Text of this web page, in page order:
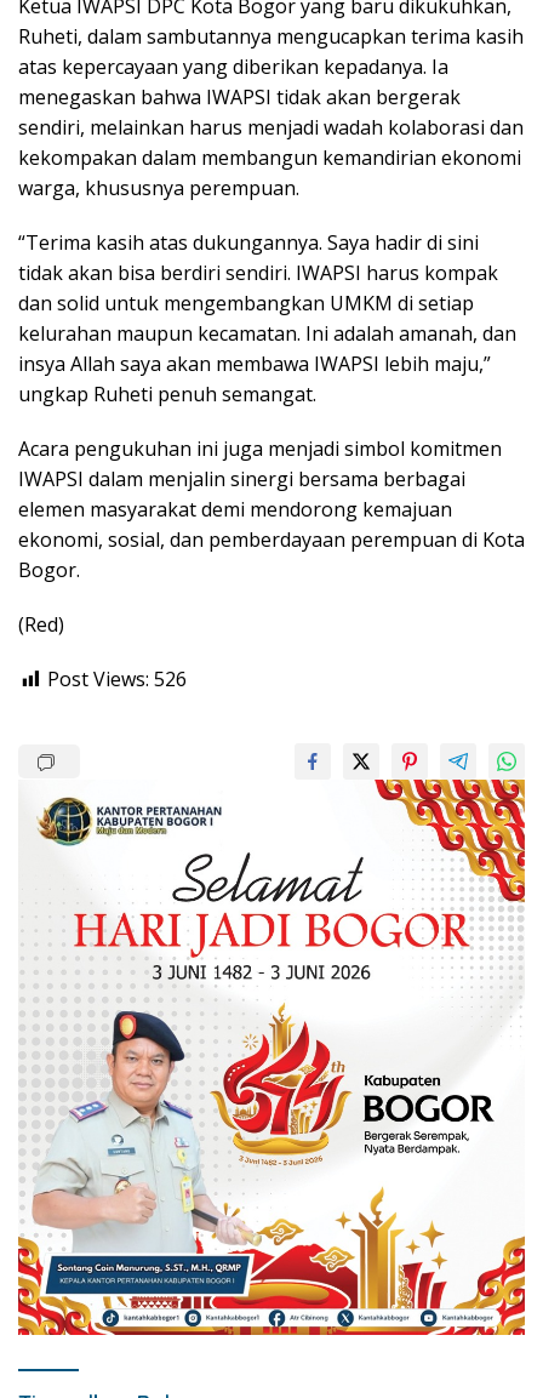
Ketua IWAPSI DPC Kota Bogor yang baru dikukuhkan,
Ruheti, dalam sambutannya mengucapkan terima kasih
atas kepercayaan yang diberikan kepadanya. Ia
menegaskan bahwa IWAPSI tidak akan bergerak
sendiri, melainkan harus menjadi wadah kolaborasi dan
kekompakan dalam membangun kemandirian ekonomi
warga, khususnya perempuan.
“Terima kasih atas dukungannya. Saya hadir di sini
tidak akan bisa berdiri sendiri. IWAPSI harus kompak
dan solid untuk mengembangkan UMKM di setiap
kelurahan maupun kecamatan. Ini adalah amanah, dan
insya Allah saya akan membawa IWAPSI lebih maju,”
ungkap Ruheti penuh semangat.
Acara pengukuhan ini juga menjadi simbol komitmen
IWAPSI dalam menjalin sinergi bersama berbagai
elemen masyarakat demi mendorong kemajuan
ekonomi, sosial, dan pemberdayaan perempuan di Kota
Bogor.
(Red)
Post Views: 526